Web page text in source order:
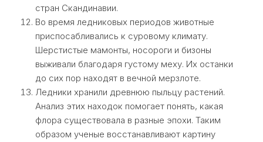
стран Скандинавии.
Во время ледниковых периодов животные
приспосабливались к суровому климату.
Шерстистые мамонты, носороги и бизоны
выживали благодаря густому меху. Их останки
до сих пор находят в вечной мерзлоте.
Ледники хранили древнюю пыльцу растений.
Анализ этих находок помогает понять, какая
флора существовала в разные эпохи. Таким
образом ученые восстанавливают картину